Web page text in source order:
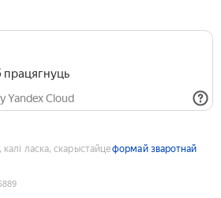
працягнуць
Yandex Cloud
калі ласка, скарыстайцеформай зваротнай